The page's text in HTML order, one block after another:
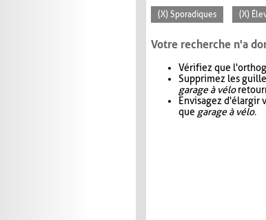
(X) Sporadiques (X)
Votre recherche n'a
Vérifiez que
Supprimez les
garage à vélo
Envisagez d'élargir
que garage à vélo.